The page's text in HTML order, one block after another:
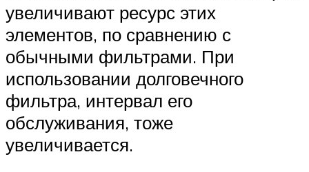
увеличивают ресурс этих
элементов, по сравнению с
обычными фильтрами. При
использовании долговечного
фильтра, интервал его
обслуживания, тоже
увеличивается.